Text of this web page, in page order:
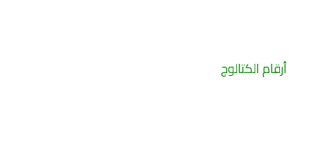
أرقام الكتالوج